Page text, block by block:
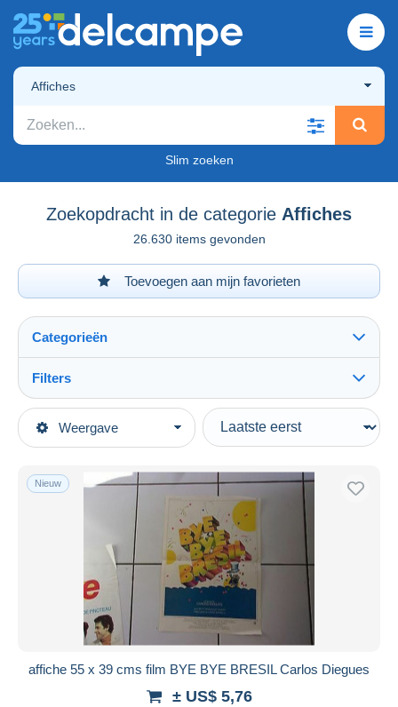
Affiches
Slim zoeken
Zoekopdracht in de categorie Affiches
26.630 items gevonden
Toevoegen aan mijn favorieten
Weergave
Categorieën
Topcategorieën
Affiches
Filters
Type verkopen
Actief
Vaste prijs
Veiling met biedingen
Veilingen zonder biedingen
Veilinghuizen
Alle looptijden
Nieuw
affiche 55 x 39 cms film BYE BYE BRESIL Carlos Diegues
± US$ 5,76